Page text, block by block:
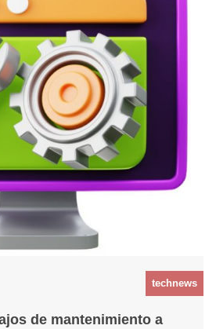
technews
de mantenimiento a